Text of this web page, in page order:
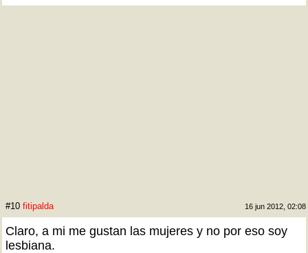
#10 fitipalda 16 jun 2012, 02:08
Claro, a mi me gustan las mujeres y no por eso soy
lesbiana.